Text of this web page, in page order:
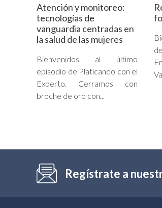
Atención y monitoreo:
tecnologías de
vanguardia centradas en
la salud de las mujeres
Bienvenidos al último
episodio de Platicando con el
Experto. Cerramos con
broche de oro con...
Regístrate a